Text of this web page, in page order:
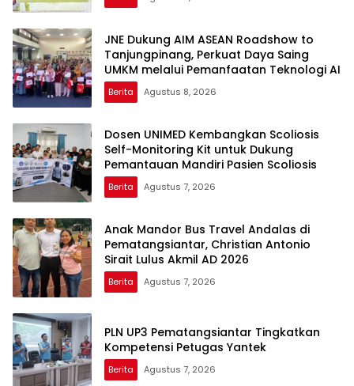
JNE Dukung AIM ASEAN Roadshow to
Tanjungpinang, Perkuat Daya Saing
UMKM melalui Pemanfaatan Teknologi AI
Berita Agustus 8, 2026
Dosen UNIMED Kembangkan Scoliosis
Self-Monitoring Kit untuk Dukung
Pemantauan Mandiri Pasien Scoliosis
Berita Agustus 7, 2026
Anak Mandor Bus Travel Andalas di
Pematangsiantar, Christian Antonio
Sirait Lulus Akmil AD 2026
Berita Agustus 7, 2026
PLN UP3 Pematangsiantar Tingkatkan
Kompetensi Petugas Yantek
Berita Agustus 7, 2026